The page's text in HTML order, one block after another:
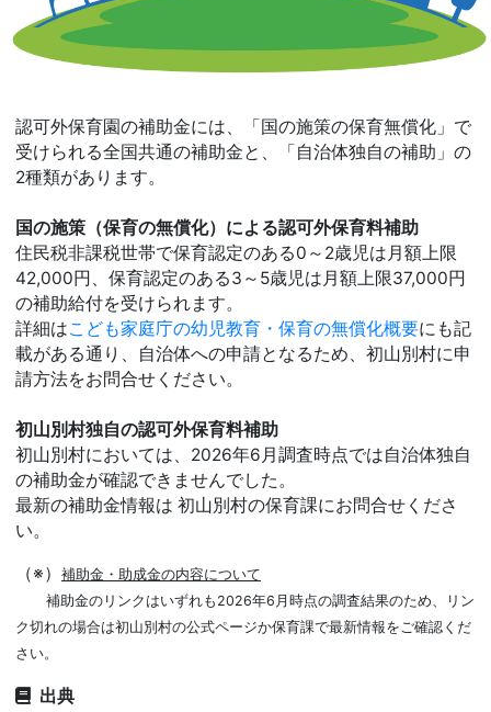
認可外保育園の補助金には、「国の施策の保育無償化」で
受けられる全国共通の補助金と、「自治体独自の補助」の
2種類があります。
国の施策（保育の無償化）による認可外保育料補助
住民税非課税世帯で保育認定のある0～2歳児は月額上限
42,000円、保育認定のある3～5歳児は月額上限37,000円
の補助給付を受けられます。
詳細はこども家庭庁の幼児教育・保育の無償化概要にも記
載がある通り、自治体への申請となるため、初山別村に申
請方法をお問合せください。
初山別村独自の認可外保育料補助
初山別村においては、2026年6月調査時点では自治体独自
の補助金が確認できませんでした。
最新の補助金情報は 初山別村の保育課にお問合せくださ
い。
（※）
補助金・助成金の内容について
補助金のリンクはいずれも2026年6月時点の調査結果のため、リン
ク切れの場合は初山別村の公式ページか保育課で最新情報をご確認くだ
さい。
出典